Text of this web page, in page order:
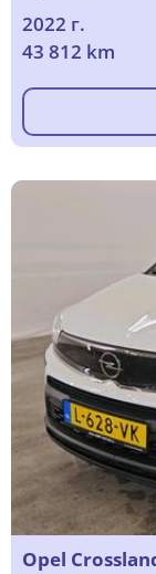
2022 г.
43 812 km
Opel